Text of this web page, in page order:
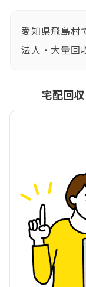
愛知県飛島村
法人・大量回
宅配回